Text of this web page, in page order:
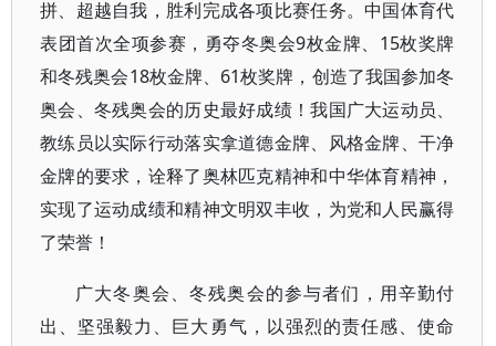
拼、超越自我，胜利完成各项比赛任务。中国体育代
表团首次全项参赛，勇夺冬奥会9枚金牌、15枚奖牌
和冬残奥会18枚金牌、61枚奖牌，创造了我国参加冬
奥会、冬残奥会的历史最好成绩！我国广大运动员、
教练员以实际行动落实拿道德金牌、风格金牌、干净
金牌的要求，诠释了奥林匹克精神和中华体育精神，
实现了运动成绩和精神文明双丰收，为党和人民赢得
了荣誉！
广大冬奥会、冬残奥会的参与者们，用辛勤付
出、坚强毅力、巨大勇气，以强烈的责任感、使命